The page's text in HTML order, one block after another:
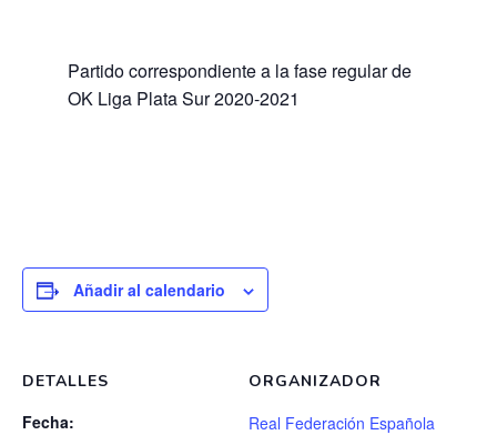
Partido correspondiente a la fase regular de
OK Liga Plata Sur 2020-2021
Añadir al calendario
DETALLES
Fecha:
ORGANIZADOR
Real Federación Española